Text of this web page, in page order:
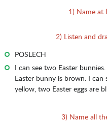
1) Name at
2) Listen and
POSLECH
I can see two Easter
Easter bunny is brown. I can
yellow, two Easter eggs are
3) Name all